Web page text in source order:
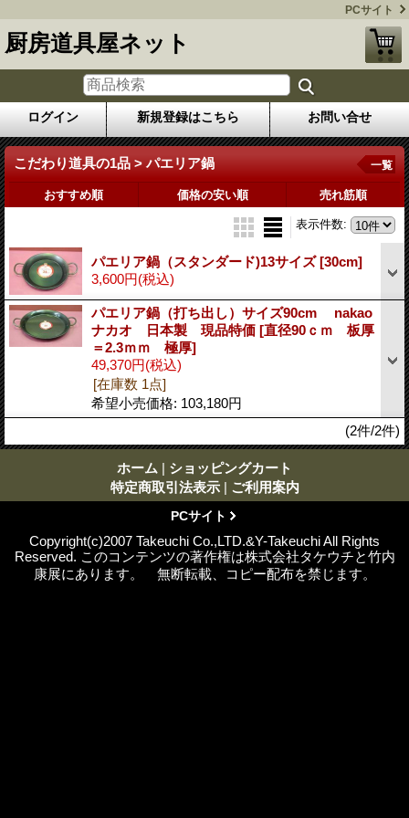
PCサイト
厨房道具屋ネット
ログイン 新規登録はこちら お問い合せ
こだわり道具の1品 > パエリア鍋 一覧
おすすめ順 価格の安い順 売れ筋順
表示件数:
パエリア鍋（スタンダード)13サイズ[30cm]
3,600円(税込)
パエリア鍋（打ち出し）サイズ90cm nakao
ナカオ 日本製 現品特価 [直径90ｃｍ 板厚
＝2.3ｍｍ 極厚]
49,370円(税込)
[在庫数 1点]
希望小売価格: 103,180円
(2件/2件)
ホーム | ショッピングカート
特定商取引法表示 | ご利用案内
PCサイト
Copyright(c)2007 Takeuchi Co.,LTD.&Y-Takeuchi All Rights
Reserved. このコンテンツの著作権は株式会社タケウチと竹内
康展にあります。 無断転載、コピー配布を禁じます。